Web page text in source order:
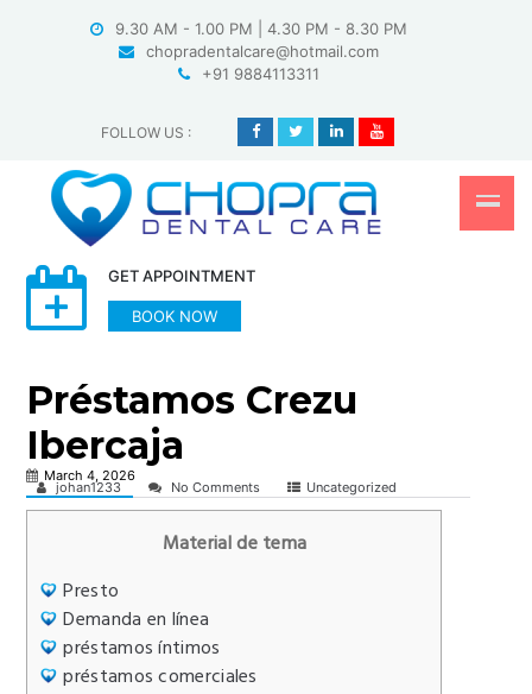
9.30 AM - 1.00 PM | 4.30 PM - 8.30 PM
chopradentalcare@hotmail.com
+91 9884113311
FOLLOW US :
GET APPOINTMENT
BOOK NOW
Préstamos Crezu
Ibercaja
March 4, 2026
johan1233 No Comments Uncategorized
Material de tema
Presto
Demanda en línea
préstamos íntimos
préstamos comerciales